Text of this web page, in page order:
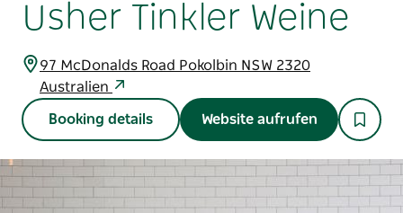
Usher Tinkler Weine
97 McDonalds Road Pokolbin NSW 2320
Australien
Booking details Website aufrufen